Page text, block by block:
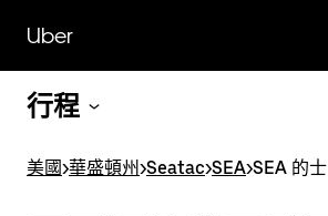
Uber
行程
美國>華盛頓州>Seatac>SEA>SEA 的士